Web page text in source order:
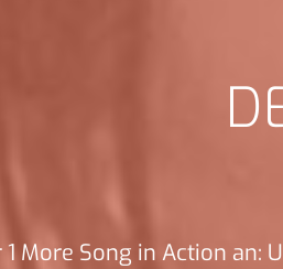
More Song in Action